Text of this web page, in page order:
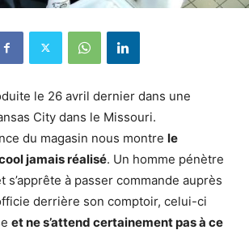
le 26 avril dernier dans une
City dans le Missouri.
du magasin nous montre le
jamais réalisé. Un homme pénètre
s’apprête à passer commande auprès
derrière son comptoir, celui-ci
et ne s’attend certainement pas à ce